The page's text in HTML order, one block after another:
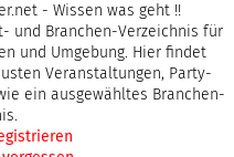
- Wissen was geht !!
und Branchen-Verzeichnis für
und Umgebung. Hier findet
Veranstaltungen, Party-
ein ausgewähltes Branchen-